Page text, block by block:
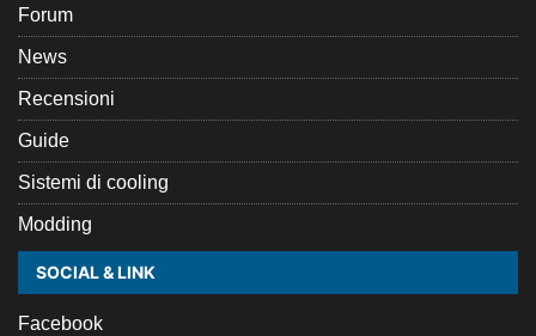
Forum
News
Recensioni
Guide
Sistemi di cooling
Modding
SOCIAL & LINK
Facebook